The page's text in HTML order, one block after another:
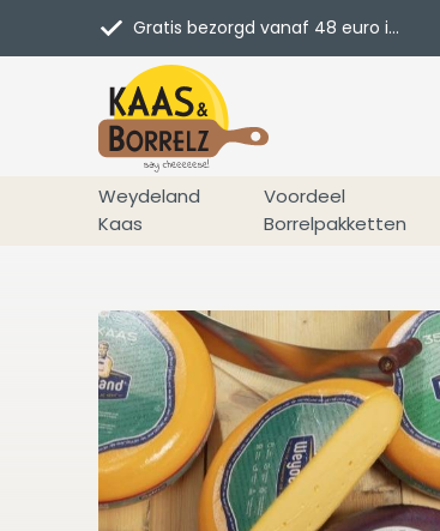
Weydeland
Kaas
Voordeel
Borrelpakketten
Gratis bezorgd vanaf 48 euro in NL